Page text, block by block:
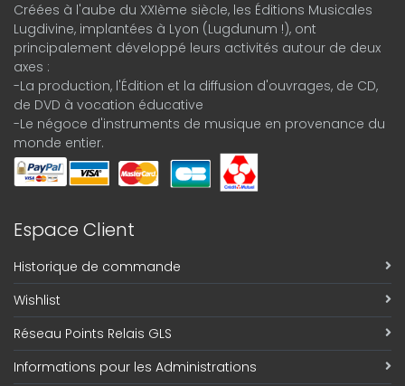
Créées à l'aube du XXIème siècle, les Éditions Musicales
Lugdivine, implantées à Lyon (Lugdunum !), ont
principalement développé leurs activités autour de deux
axes :
-La production, l'Édition et la diffusion d'ouvrages, de CD,
de DVD à vocation éducative
-Le négoce d'instruments de musique en provenance du
monde entier.
Espace Client
Historique de commande
Wishlist
Réseau Points Relais GLS
Informations pour les Administrations